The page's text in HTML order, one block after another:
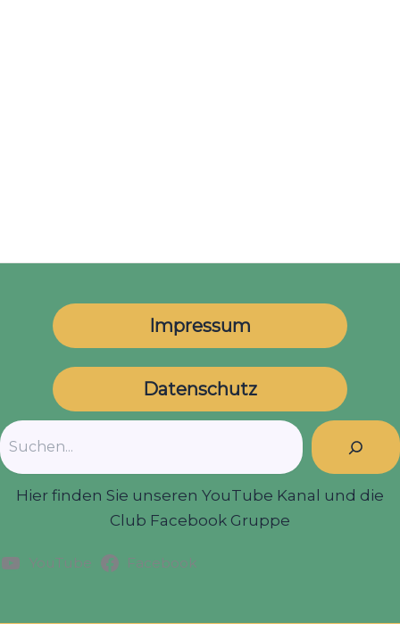
Impressum
Datenschutz
Hier finden Sie unseren YouTube Kanal und die
Club Facebook Gruppe
YouTube Facebook